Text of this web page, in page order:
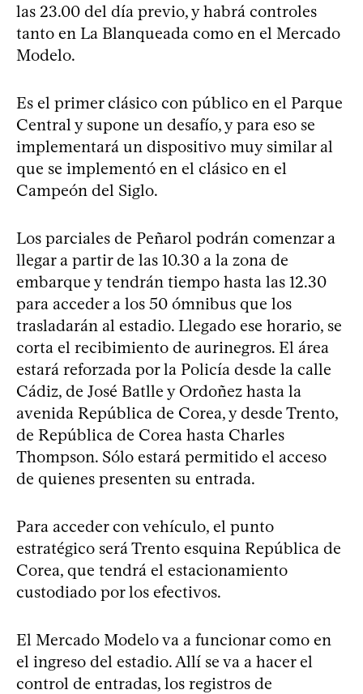
las 23.00 del día previo, y habrá controles
tanto en La Blanqueada como en el Mercado
Modelo.
Es el primer clásico con público en el Parque
Central y supone un desafío, y para eso se
implementará un dispositivo muy similar al
que se implementó en el clásico en el
Campeón del Siglo.
Los parciales de Peñarol podrán comenzar a
llegar a partir de las 10.30 a la zona de
embarque y tendrán tiempo hasta las 12.30
para acceder a los 50 ómnibus que los
trasladarán al estadio. Llegado ese horario, se
corta el recibimiento de aurinegros. El área
estará reforzada por la Policía desde la calle
Cádiz, de José Batlle y Ordoñez hasta la
avenida República de Corea, y desde Trento,
de República de Corea hasta Charles
Thompson. Sólo estará permitido el acceso
de quienes presenten su entrada.
Para acceder con vehículo, el punto
estratégico será Trento esquina República de
Corea, que tendrá el estacionamiento
custodiado por los efectivos.
El Mercado Modelo va a funcionar como en
el ingreso del estadio. Allí se va a hacer el
control de entradas, los registros de